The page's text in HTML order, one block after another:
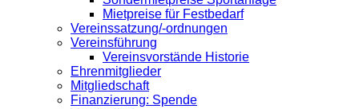
Mietpreise für Festbedarf
Vereinssatzung/-ordnungen
Vereinsführung
Vereinsvorstände Historie
Ehrenmitglieder
Mitgliedschaft
Finanzierung: Spende